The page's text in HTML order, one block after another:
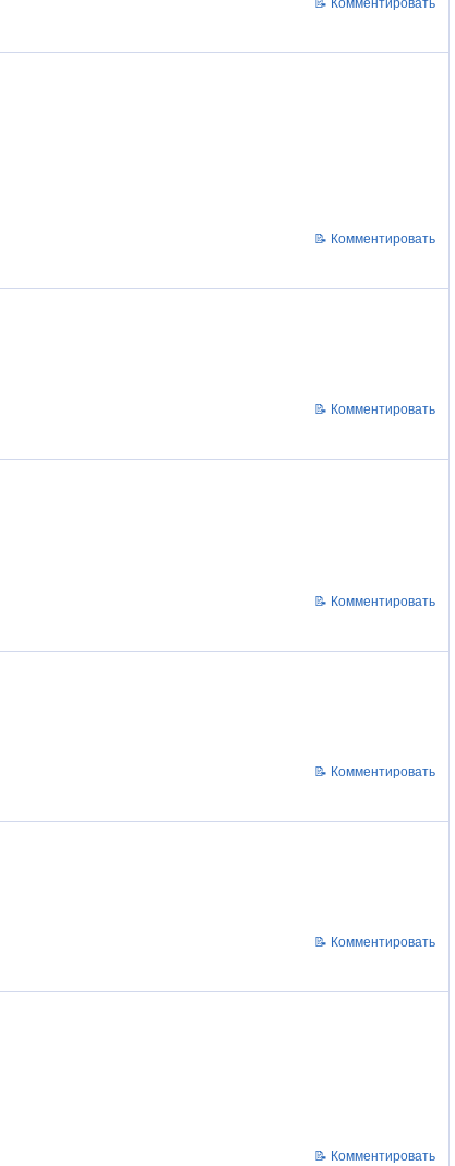
📝 Комментировать
📝 Комментировать
📝 Комментировать
📝 Комментировать
📝 Комментировать
📝 Комментировать
📝 Комментировать